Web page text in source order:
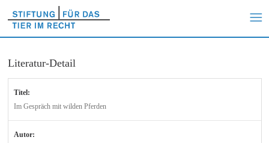
Literatur-Detail
Titel:
Im Gespräch mit wilden Pferden
Autor: